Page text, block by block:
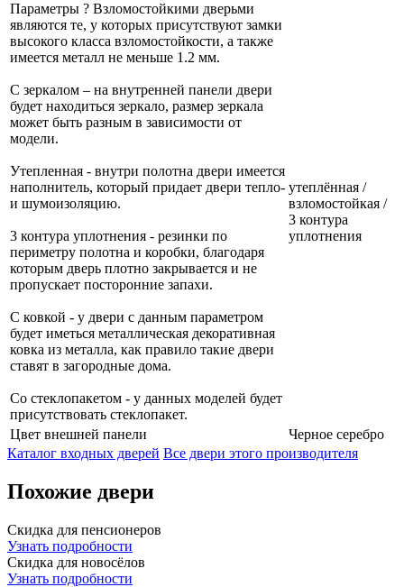
Параметры ? Взломостойкими дверьми
являются те, у которых присутствуют замки
высокого класса взломостойкости, а также
имеется металл не меньше 1.2 мм.
С зеркалом – на внутренней панели двери
будет находиться зеркало, размер зеркала
может быть разным в зависимости от
модели.
Утепленная - внутри полотна двери имеется
наполнитель, который придает двери тепло-
и шумоизоляцию.
3 контура уплотнения - резинки по
периметру полотна и коробки, благодаря
которым дверь плотно закрывается и не
пропускает посторонние запахи.
С ковкой - у двери с данным параметром
будет иметься металлическая декоративная
ковка из металла, как правило такие двери
ставят в загородные дома.
Со стеклопакетом - у данных моделей будет
присутствовать стеклопакет.
утеплённая /
взломостойкая /
3 контура
уплотнения
Цвет внешней панели
Черное серебро
Каталог входных дверей Все двери этого производителя
Похожие двери
Скидка для пенсионеров
Узнать подробности
Скидка для новосёлов
Узнать подробности